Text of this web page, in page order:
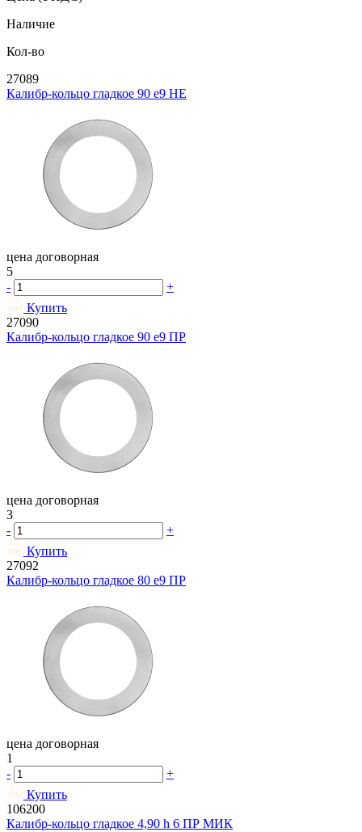
Наличие
Кол-во
27089
Калибр-кольцо гладкое 90 e9 НЕ
цена договорная
5
-
+
Купить
27090
Калибр-кольцо гладкое 90 e9 ПР
цена договорная
3
-
+
Купить
27092
Калибр-кольцо гладкое 80 e9 ПР
цена договорная
1
-
+
Купить
106200
Калибр-кольцо гладкое 4,90 h 6 ПР МИК